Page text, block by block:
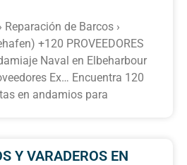
Reparación de Barcos ›
+120 PROVEEDORES
Naval en Elbeharbour
Ex… Encuentra 120
en andamios para
Y VARADEROS EN